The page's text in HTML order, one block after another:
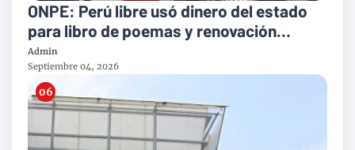
ONPE: Perú libre usó dinero del estado
para libro de poemas y renovación
popular en biografía de López Aliaga
Admin
Septiembre 04, 2026